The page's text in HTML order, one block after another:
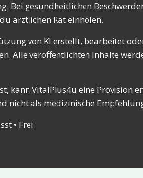
Bei gesundheitlichen
ärztlichen Rat einholen.
von KI erstellt, bearbeitet
Alle veröffentlichten Inhalte
kann VitalPlus4u eine Provision
nicht als medizinische
• Frei